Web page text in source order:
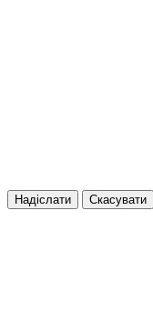
Надіслати Скасувати